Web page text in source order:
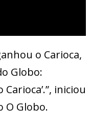
o Carioca,
Globo:
iniciou
O Globo.